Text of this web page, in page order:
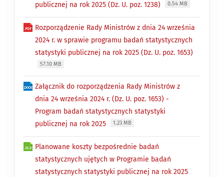
publicznej na rok 2025 (Dz. U. poz. 1238)
0.54 MB
Rozporządzenie Rady Ministrów z dnia 24 września
2024 r. w sprawie programu badań statystycznych
statystyki publicznej na rok 2025 (Dz. U. poz. 1653)
57.10 MB
Załącznik do rozporządzenia Rady Ministrów z
dnia 24 września 2024 r. (Dz. U. poz. 1653) -
Program badań statystycznych statystyki
publicznej na rok 2025
1.23 MB
Planowane koszty bezpośrednie badań
statystycznych ujętych w Programie badań
statystycznych statystyki publicznej na rok 2025